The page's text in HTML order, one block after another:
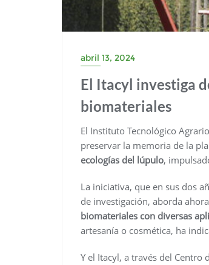
abril 13, 2024
El Itacyl investiga
biomateriales
El Instituto Tecnológico
preservar la memoria de la
ecologías del lúpulo,
La iniciativa, que en sus dos
de investigación, aborda
biomateriales con diversas
artesanía o cosmética, ha
Y el Itacyl, a través del Centro